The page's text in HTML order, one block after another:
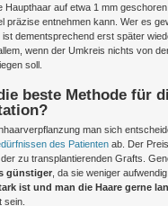
auf etwa 1 mm geschoren
präzise entnehmen kann. Wer es
ist dementsprechend erst später
wenn der Umkreis nichts von
soll.
beste Methode für
man sich
des Patienten ab. Der
zu transplantierenden Grafts.
günstiger, da sie weniger
ist und man die Haare gerne
sein.